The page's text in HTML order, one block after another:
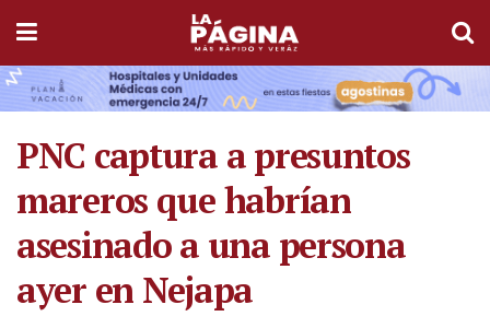
PNC captura a presuntos
mareros que habrían
asesinado a una persona
ayer en Nejapa